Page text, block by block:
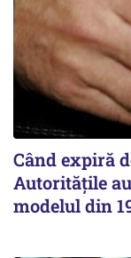
Când expiră
Autoritățile
modelul din